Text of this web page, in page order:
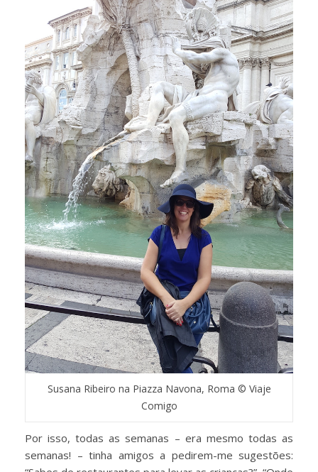
Susana Ribeiro na Piazza Navona, Roma © Viaje
Comigo
Por isso, todas as semanas – era mesmo todas as
semanas! – tinha amigos a pedirem-me sugestões: